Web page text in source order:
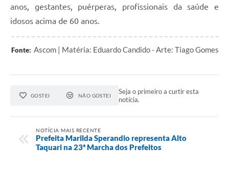
anos, gestantes, puérperas, profissionais da saúde e
idosos acima de 60 anos.
Fonte: Ascom | Matéria: Eduardo Candido - Arte: Tiago Gomes
GOSTEI NÃO GOSTEI
Seja o primeiro a curtir esta
notícia.
NOTÍCIA MAIS RECENTE
Prefeita Marilda Sperandio representa Alto
Taquari na 23ª Marcha dos Prefeitos